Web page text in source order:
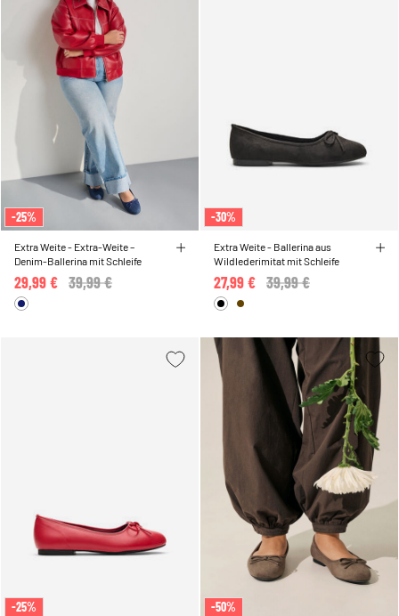
-25%
Extra Weite - Extra-Weite –
Denim-Ballerina mit Schleife
Price reduced from
39,99 €
29,99 €
-30%
Extra Weite - Ballerina aus
Wildlederimitat mit Schleife
Price reduced from
39,99 €
27,99 €
-25% -50%